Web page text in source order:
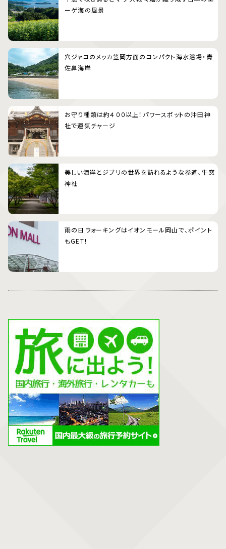
ーゲ海の風景
穴ジャコのメッカ笠岡方面のコンパクト海水浴場・青
佐鼻海岸
お守り種類は約４００以上！パワースポットの沖田神
社で運気チャージ
美しい海岸とジブリの世界を訪れるような参道、牛窓
神社
雨の日ウォーキングはイオンモール岡山で、ポイント
もGET！